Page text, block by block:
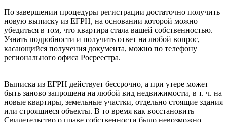
По завершении процедуры регистрации достаточно получить
новую выписку из ЕГРН, на основании которой можно
убедиться в том, что квартира стала вашей собственностью.
Узнать подробности и получить ответ на любой вопрос,
касающийся получения документа, можно по телефону
регионального офиса Росреестра.
Выписка из ЕГРН действует бессрочно, а при утере может
быть заново запрошена на любой вид недвижимости, в т. ч. на
новые квартиры, земельные участки, отдельно стоящие здания
или строящиеся объекты. В то время как восстановить
Свидетельство о праве собственности было невозможно.